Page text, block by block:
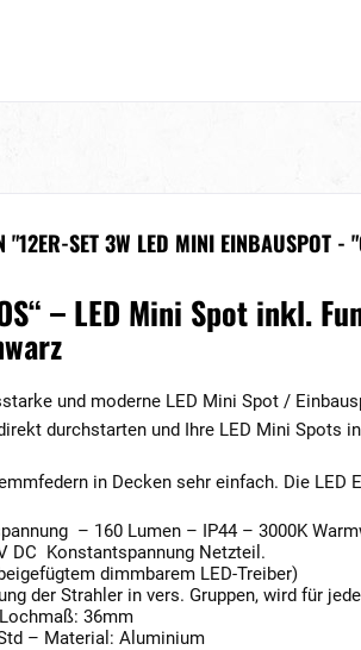
"12ER-SET 3W LED MINI EINBAUSPOT
– LED Mini Spot inkl.
und moderne LED Mini Spot /
durchstarten und Ihre LED Mini Spots
in Decken sehr einfach. Die
– 160 Lumen – IP44 – 3000K
DC Konstantspannung Netzteil.
dimmbarem LED-Treiber)
der Strahler in vers. Gruppen, wird für
36mm
– Material: Aluminium